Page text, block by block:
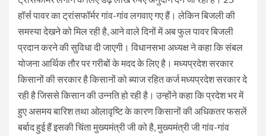
हॉर्स पावर का ट्रांसफॉर्मर गांव-गांव लगवाए गए हैं। लेकिन बिजली की
समस्या देखने को मिल रही है, आने वाले दिनों में अब फुल पावर बिजली
प्रदान करने की सुविधा दी जाएगी। विधानसभा अध्यक्ष ने कहा कि संबल
योजना आर्थिक तौर पर गरीबों के मदद के लिए है। मध्यप्रदेश सरकार
किसानों की सरकार है किसानों को ब्याज रहित कर्ज मध्यप्रदेश सरकार दे
रही है जिससे किसान की उन्नति हो रही है। उन्होंने कहा कि प्रदेश भर में
हुए असमय बारिश तथा ओलावृष्टि के कारण किसानों की अधिकतर फसलें
बर्बाद हुई हैं इसकी चिंता मुख्यमंत्री जी को है, मुख्यमंत्री जी गांव-गांव